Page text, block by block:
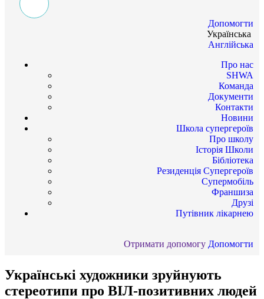
Допомогти
Українська
Англійська
Про нас
SHWA
Команда
Документи
Контакти
Новини
Школа супергероїв
Про школу
Історія Школи
Бібліотека
Резиденція Супергероїв
Супермобіль
Франшиза
Друзі
Путівник лікарнею
Отримати допомогу Допомогти
Українські художники зруйнують
стереотипи про ВІЛ-позитивних людей